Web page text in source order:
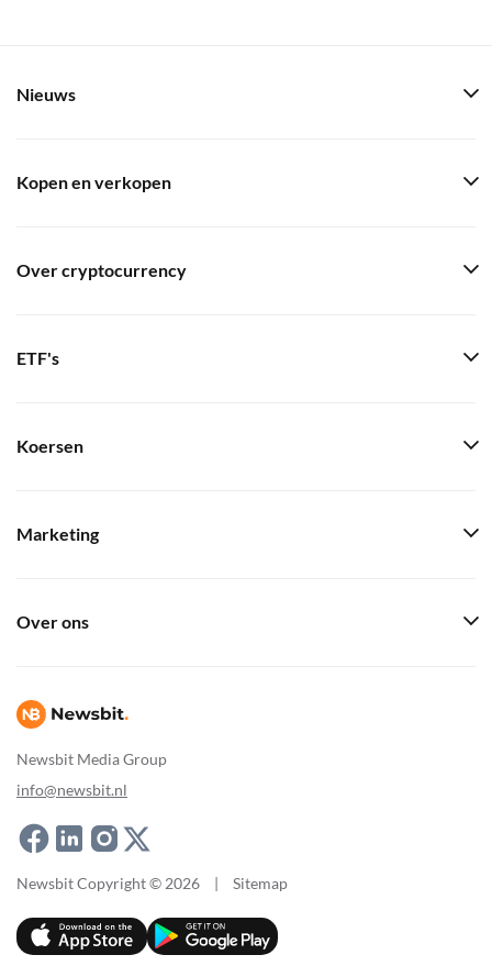
Newsbit Media Group
info@newsbit.nl
Nieuws
Kopen en verkopen
Over cryptocurrency
ETF's
Koersen
Marketing
Over ons
Newsbit Copyright © 2026 | Sitemap